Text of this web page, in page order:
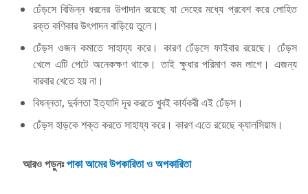
ঢেঁড়সে বিভিন্ন ধরনের উপাদান রয়েছে যা দেহের মধ্যে প্রবেশ করে লোহিত
রক্ত কণিকার উৎপাদন বাড়িয়ে তুলে।
ঢেঁড়স ওজন কমাতে সাহায্য করে। কারণ ঢেঁড়সে ফাইবার রয়েছে। ঢেঁড়স
খেলে এটি পেটে অনেকক্ষণ থাকে। তাই ক্ষুধার পরিমাণ কম লাগে। এজন্য
বারবার খেতে হয় না।
বিষন্নতা, দুর্বলতা ইত্যাদি দূর করতে খুবই কার্যকরী এই ঢেঁড়স।
ঢেঁড়স হাড়কে শক্ত করতে সাহায্য করে। কারণ এতে রয়েছে ক্যালসিয়াম।
আরও পড়ুনঃপাকা আমের উপকারিতা ও অপকারিতা